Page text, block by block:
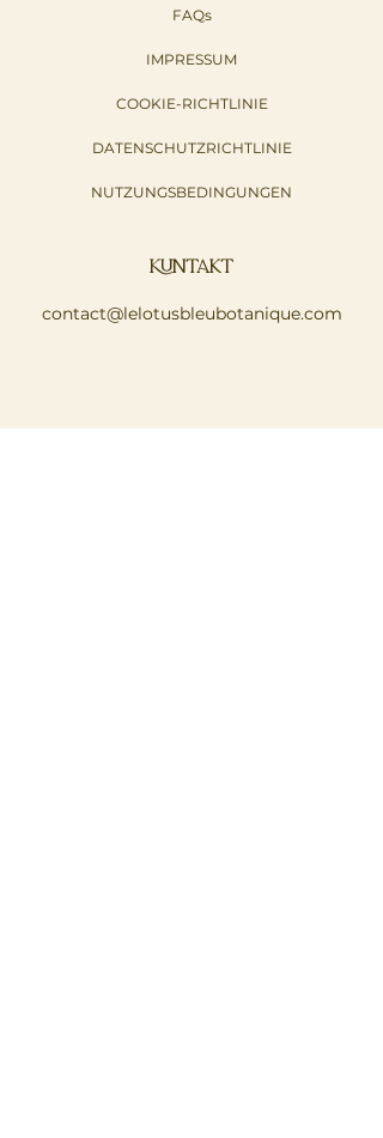
FAQs
IMPRESSUM
COOKIE-RICHTLINIE
DATENSCHUTZRICHTLINIE
NUTZUNGSBEDINGUNGEN
KONTAKT
contact@lelotusbleubotanique.com